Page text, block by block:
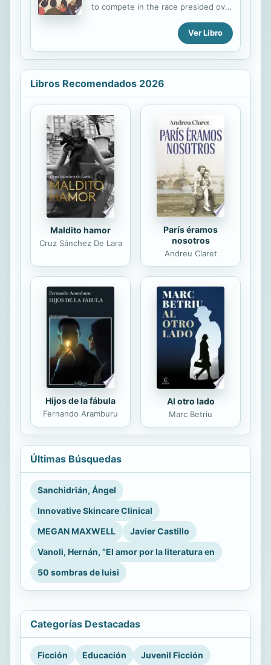
to compete in the race presided over
is also eleven. Lin Chu wins and the
two boys begin a friendship that will
profoundly affect their entire lives.
workbook with fun activities to test
reading comprehension.
Ver Libro
Libros Recomendados 2026
Maldito hamor
Cruz Sánchez De Lara
París éramos
nosotros
Andreu Claret
Hijos de la fábula
Fernando Aramburu
Al otro lado
Marc Betriu
Últimas Búsquedas
Sanchidrián, Ángel
Innovative Skincare Clinical
MEGAN MAXWELL
Javier Castillo
Vanoli, Hernán, “El amor por la literatura en
50 sombras de luisi
Categorías Destacadas
Ficción Educación Juvenil Ficción